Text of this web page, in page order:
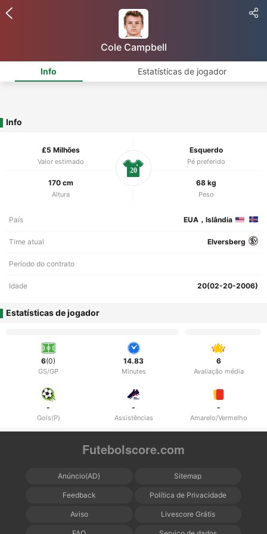
Cole Campbell
Info Estatísticas de jogador
Info
£5 Milhões
Valor estimado
Esquerdo
Pé preferido
170 cm
Altura
68 kg
Peso
20
País EUA，Islândia
Time atual Elversberg
Período do contrato
Idade 20(02-20-2006)
Estatísticas de jogador
6(0)
GS/GP
14.83
Minutes
6
Avaliação média
-
Gols(P)
-
Assistências
-
Amarelo/Vermelho
Futebolscore.com
Anúncio(AD) Sitemap
Feedback Política de Privacidade
Aviso Livescore Grátis